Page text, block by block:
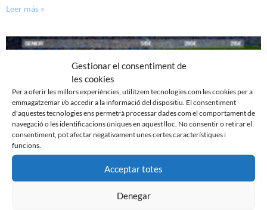
Gestionar el consentiment de
les cookies
Per a oferir les millors experiències, utilitzem tecnologies com les cookies per a
emmagatzemar i/o accedir a la informació del dispositiu. El consentiment
d'aquestes tecnologies ens permetrà processar dades com el comportament de
navegació o les identificacions úniques en aquest lloc. No consentir o retirar el
consentiment, pot afectar negativament unes certes característiques i
funcions.
Acceptar totes
Denegar
Leer más »
CATEGORIES DE SOCIS TEMPORADA 26/27: ARA O